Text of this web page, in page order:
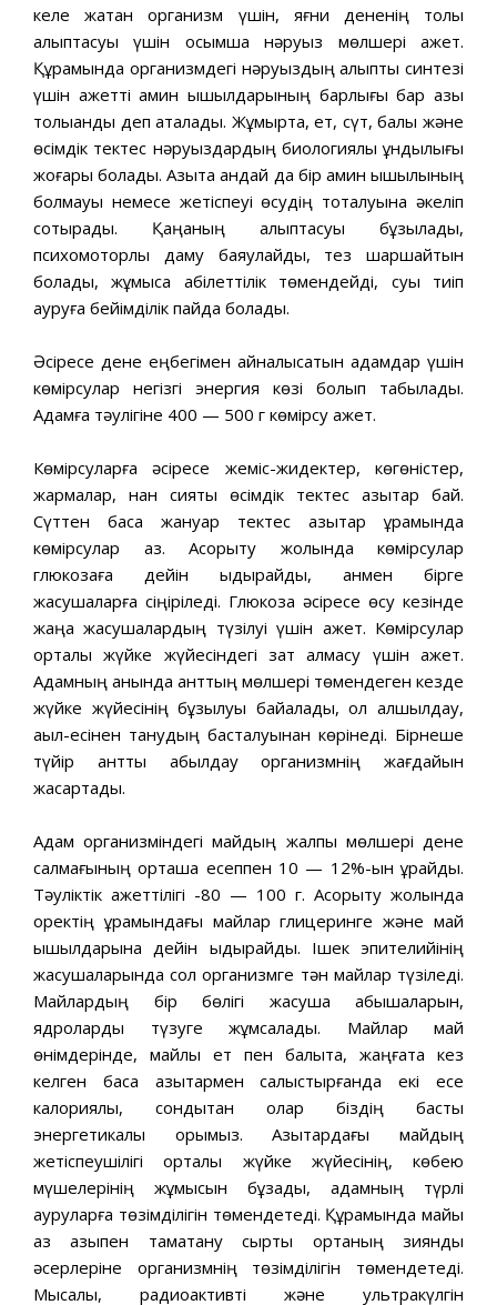
келе жатқан организм үшін, яғни дененің толық
қалыптасуы үшін қосымша нәруыз мөлшері қажет.
Құрамында организмдегі нәруыздың қалыпты синтезі
үшін қажетті амин қышқылдарының барлығы бар азық
толыққанды деп аталады. Жұмыртқа, ет, сүт, балық және
өсімдік тектес нәруыздардың биологиялық құндылығы
жоғары болады. Азықта қандай да бір амин қышқылының
болмауы немесе жетіспеуі өсудің тоқталуына әкеліп
соқтырады. Қаңқаның қалыптасуы бұзылады,
психомоторлық даму баяулайды, тез шаршайтын
болады, жұмысқа қабілеттілік төмендейді, суық тиіп
ауруға бейімділік пайда болады.
Әсіресе дене еңбегімен айналысатын адамдар үшін
көмірсулар негізгі энергия көзі болып табылады.
Адамға тәулігіне 400 — 500 г көмірсу қажет.
Көмірсуларға әсіресе жеміс-жидектер, көгөністер,
жармалар, нан сияқты өсімдік тектес азықтар бай.
Сүттен басқа жануар тектес азықтар құрамында
көмірсулар аз. Асқорыту жолында көмірсулар
глюкозаға дейін ыдырайды, қанмен бірге
жасушаларға сіңіріледі. Глюкоза әсіресе өсу кезінде
жаңа жасушалардың түзілуі үшін қажет. Көмірсулар
орталық жүйке жүйесіндегі зат алмасу үшін қажет.
Адамның қанында қанттың мөлшері төмендеген кезде
жүйке жүйесінің бұзылуы байқалады, ол қалшылдау,
ақыл-есінен танудың басталуынан көрінеді. Бірнеше
түйір қантты қабылдау организмнің жағдайын
жақсартады.
Адам организміндегі майдың жалпы мөлшері дене
салмағының орташа есеппен 10 — 12%-ын құрайды.
Тәуліктік қажеттілігі -80 — 100 г. Асқорыту жолында
қоректің құрамындағы майлар глицеринге және май
қышқылдарына дейін ыдырайды. Ішек эпителийінің
жасушаларында сол организмге тән майлар түзіледі.
Майлардың бір бөлігі жасуша қабықшаларын,
ядроларды түзуге жұмсалады. Майлар май
өнімдерінде, майлы ет пен балықта, жаңғақта кез
келген басқа азықтармен салыстырғанда екі есе
калориялы, сондықтан олар біздің басты
энергетикалық қорымыз. Азықтардағы майдың
жетіспеушілігі орталық жүйке жүйесінің, көбею
мүшелерінің жұмысын бұзады, адамның түрлі
ауруларға төзімділігін төмендетеді. Құрамында майы
аз азықпен тамақтану сыртқы ортаның зиянды
әсерлеріне организмнің төзімділігін төмендетеді.
Мысалы, радиоактивті және ультракүлгін